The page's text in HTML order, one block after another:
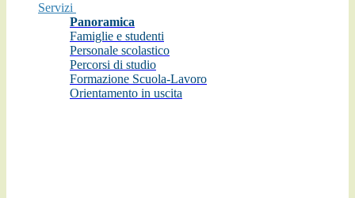
Servizi
Panoramica
Famiglie e studenti
Personale scolastico
Percorsi di studio
Formazione Scuola-Lavoro
Orientamento in uscita